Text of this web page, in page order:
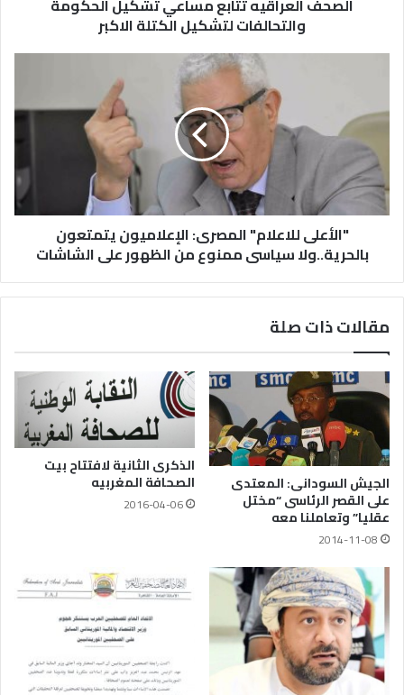
والتحالفات لتشكيل الكتلة الاكبر
"الأعلى للاعلام" المصرى: الإعلاميون يتمتعون
بالحرية..ولا سياسى ممنوع من الظهور على الشاشات
مقالات ذات صلة
الجيش السودانى: المعتدى
على القصر الرئاسى “مختل
عقليا” وتعاملنا معه
2014-11-08
الذكرى الثانية لافتتاح بيت
الصحافة‎ المغربيه
2016-04-06